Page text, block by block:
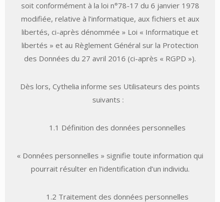
soit conformément à la loi n°78-17 du 6 janvier 1978
modifiée, relative à l’informatique, aux fichiers et aux
libertés, ci-après dénommée » Loi « Informatique et
libertés » et au Règlement Général sur la Protection
des Données du 27 avril 2016 (ci-après « RGPD »).
Dès lors, Cythelia informe ses Utilisateurs des points
suivants :
1.1 Définition des données personnelles
« Données personnelles » signifie toute information qui
pourrait résulter en l’identification d’un individu.
1.2 Traitement des données personnelles